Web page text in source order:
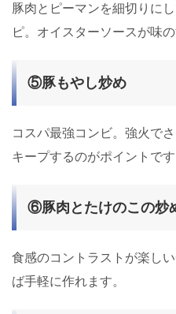
豚肉とピーマンを細切りに
ピ。オイスターソースが味の
⑤豚もやし炒め
コスパ最強コンビ。強火で
キープするのがポイントです
⑥豚肉とたけのこの炒
食感のコントラストが楽し
ば手軽に作れます。